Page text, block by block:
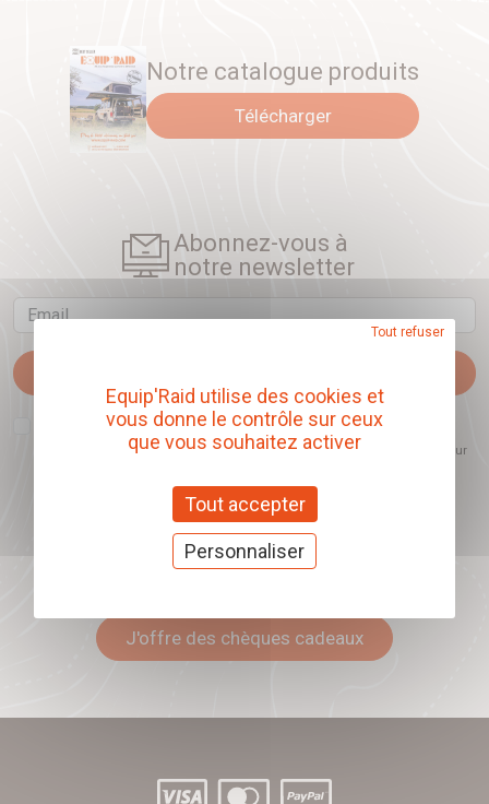
Notre catalogue produits
Télécharger
Abonnez-vous à
notre newsletter
Email
J'accepte que l'ouverture des newsletters soit mesurée, afin de mieux
comprendre les sujets qui m'intéressent et d'améliorer les contenus
proposés. Ce choix est modifiable à tout moment et reste sans incidence sur
Offrez nos chèques
J'offre des chèques cadeaux
Equip'Raid utilise des cookies et
vous donne le contrôle sur ceux
que vous souhaitez activer
Tout accepter
Tout refuser
Personnaliser